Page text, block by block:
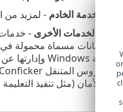
بخدمة الخادم - لمزيد من
بالخدمات الأخرى
الأمان (مثل تنفيذ